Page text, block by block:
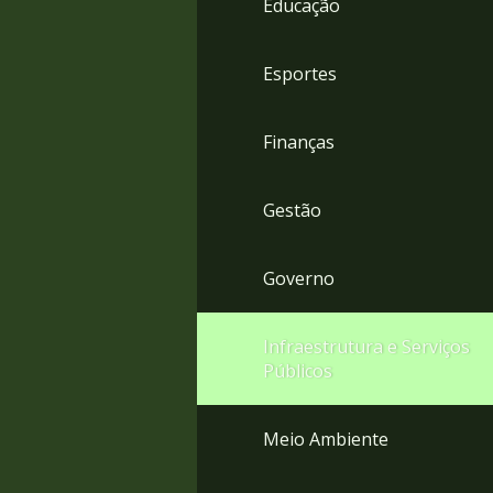
Educação
Esportes
Finanças
Gestão
Governo
Infraestrutura e Serviços
Públicos
Meio Ambiente